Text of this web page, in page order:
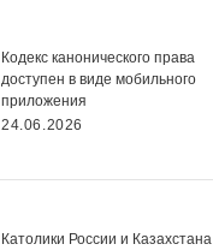
Кодекс канонического права
доступен в виде мобильного
приложения
24.06.2026
Католики России и Казахстана